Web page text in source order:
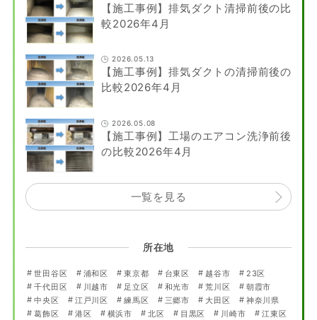
【施工事例】排気ダクト清掃前後の比
較2026年4月
2026.05.13
【施工事例】排気ダクトの清掃前後の
比較2026年4月
2026.05.08
【施工事例】工場のエアコン洗浄前後
の比較2026年4月
一覧を見る
所在地
世田谷区 浦和区 東京都 台東区 越谷市
23区
千代田区
川越市 足立区 和光市 荒川区
朝霞市
中央区
江戸川区 練馬区 三郷市 大田区
神奈川県
葛飾区
港区 横浜市 北区 目黒区 川崎市
江東区